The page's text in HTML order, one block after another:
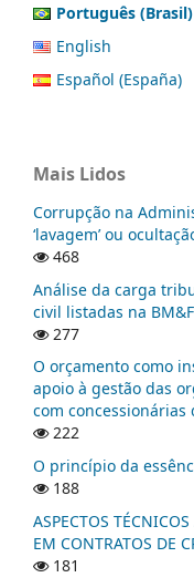
Português (Brasil)
English
Español (España)
Mais Lidos
Corrupção na
‘lavagem’ ou
468
Análise da carga
civil listadas na
277
O orçamento como
apoio à gestão das
com concessionárias
222
O princípio da
188
ASPECTOS
EM CONTRATOS DE
181